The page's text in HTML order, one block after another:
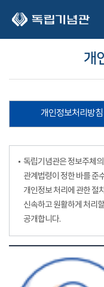
개
개인정보처리방침
독립기념관은 정보주체
관계법령이 정한 바를 준
개인정보 처리에 관한 절
신속하고 원활하게 처리
공개합니다.